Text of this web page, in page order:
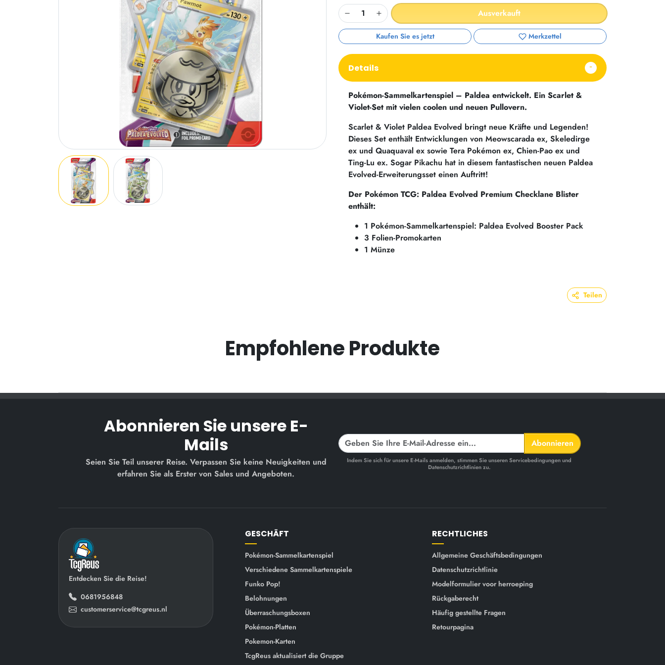
Ausverkauft
Kaufen Sie es jetzt Merkzettel
Details
Pokémon-Sammelkartenspiel – Paldea entwickelt. Ein Scarlet &
Violet-Set mit vielen coolen und neuen Pullovern.
Scarlet & Violet Paldea Evolved bringt neue Kräfte und Legenden!
Dieses Set enthält Entwicklungen von Meowscarada ex, Skeledirge
ex und Quaquaval ex sowie Tera Pokémon ex, Chien-Pao ex und
Ting-Lu ex. Sogar Pikachu hat in diesem fantastischen neuen Paldea
Evolved-Erweiterungsset einen Auftritt!
Der Pokémon TCG: Paldea Evolved Premium Checklane Blister
enthält:
1 Pokémon-Sammelkartenspiel: Paldea Evolved Booster Pack
3 Folien-Promokarten
1 Münze
Teilen
Empfohlene Produkte
Abonnieren Sie unsere E-
Mails
Seien Sie Teil unserer Reise. Verpassen Sie keine Neuigkeiten und
erfahren Sie als Erster von Sales und Angeboten.
Abonnieren
Indem Sie sich für unsere E-Mails anmelden, stimmen Sie unseren Servicebedingungen und
Datenschutzrichtlinien zu.
Entdecken Sie die Reise!
0681956848
customerservice@tcgreus.nl
GESCHÄFT
Pokémon-Sammelkartenspiel
Verschiedene Sammelkartenspiele
Funko Pop!
Belohnungen
Überraschungsboxen
Pokémon-Platten
Pokemon-Karten
TcgReus aktualisiert die Gruppe
RECHTLICHES
Allgemeine Geschäftsbedingungen
Datenschutzrichtlinie
Modelformulier voor herroeping
Rückgaberecht
Häufig gestellte Fragen
Retourpagina